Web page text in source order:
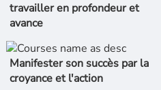
travailler en profondeur et
avance
Manifester son succès par la
croyance et l'action